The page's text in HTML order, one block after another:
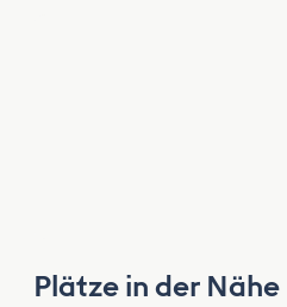
Plätze in der Nähe